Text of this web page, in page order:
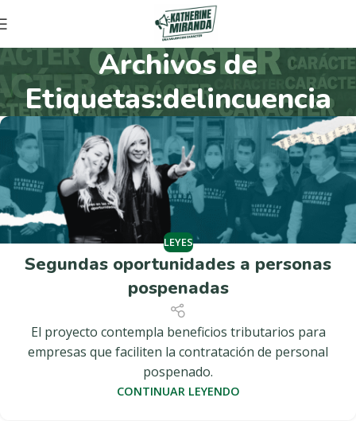
Archivos de
Etiquetas:delincuencia
LEYES
Segundas oportunidades a personas
pospenadas
El proyecto contempla beneficios tributarios para
empresas que faciliten la contratación de personal
pospenado.
CONTINUAR LEYENDO